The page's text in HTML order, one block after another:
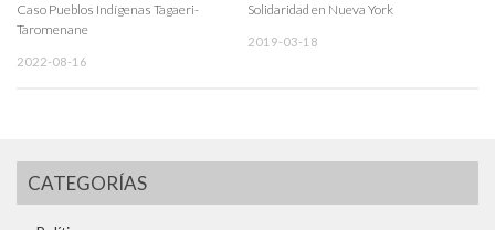
Caso Pueblos Indígenas Tagaeri-
Taromenane
2022-08-16
Solidaridad en Nueva York
2019-03-18
CATEGORÍAS